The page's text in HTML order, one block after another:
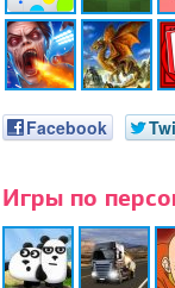
Facebook
Игры по